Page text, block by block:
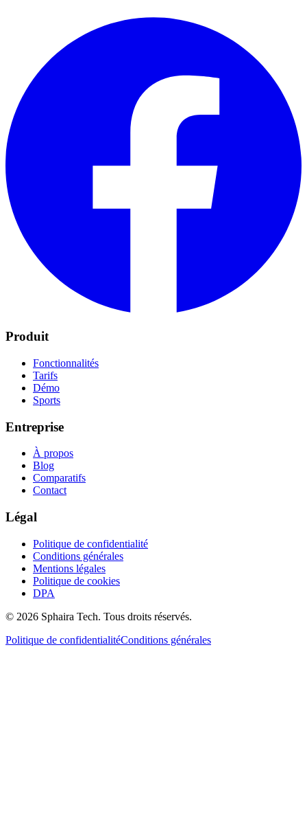
Produit
Fonctionnalités
Tarifs
Démo
Sports
Entreprise
À propos
Blog
Comparatifs
Contact
Légal
Politique de confidentialité
Conditions générales
Mentions légales
Politique de cookies
DPA
© 2026 Sphaira Tech. Tous droits réservés.
Politique de confidentialitéConditions générales